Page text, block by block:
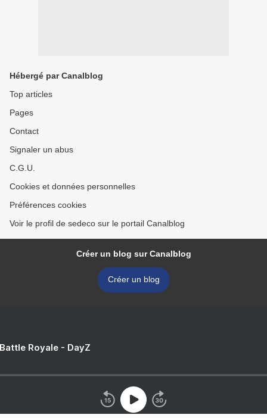
Hébergé par Canalblog
Top articles
Pages
Contact
Signaler un abus
C.G.U.
Cookies et données personnelles
Préférences cookies
Voir le profil de sedeco sur le portail Canalblog
Créer un blog sur Canalblog
Créer un blog
Royale - DayZ